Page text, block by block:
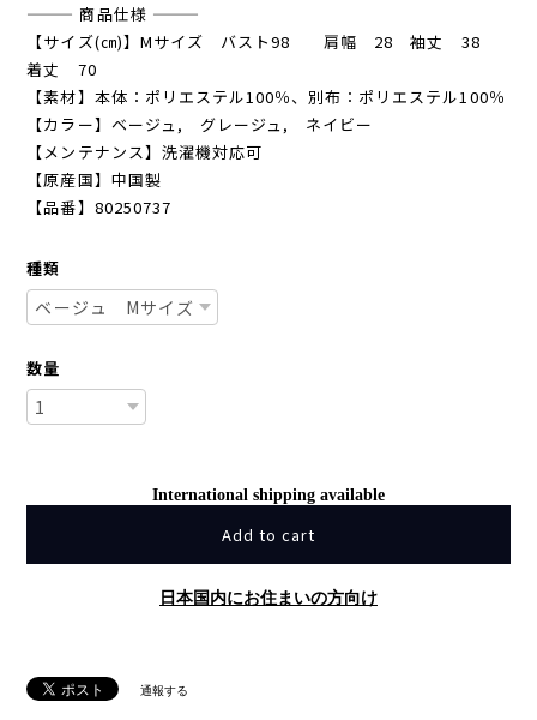
——— 商品仕様 ———
【サイズ(㎝)】Mサイズ バスト98 肩幅 28 袖丈 38
着丈 70
【素材】本体：ポリエステル100％、別布：ポリエステル100％
【カラー】ベージュ, グレージュ, ネイビー
【メンテナンス】洗濯機対応可
【原産国】中国製
【品番】80250737
種類
数量
International shipping available
Add to cart
日本国内にお住まいの方向け
通報する